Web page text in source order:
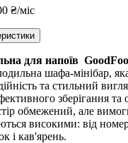
₴/міс
для напоїв
шафа-мінібар,
та стильний
зберігання
обмежений, але
високими: від
і кав'ярень.